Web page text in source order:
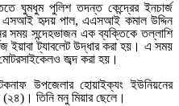
ঘুমধুম পুলিশ তদন্ত কেন্দ্রের ইনচার্জ
এসআই হৃদয় পাল, এএসআই কমাল উদ্দিন
সময় সন্দেহভাজন এক ব্যক্তিকে তল্লাশি
ইয়াবা ট্যাবলেট উদ্ধার করা হয়। এ সময়
জব্দ করা হয়।
উপজেলার হোয়াইক্যং ইউনিয়নের
(২৪)। তিনি মনু মিয়ার ছেলে।